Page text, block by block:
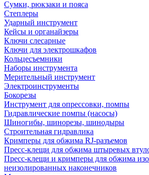
Сумки, рюкзаки и пояса
Степлеры
Ударный инструмент
Кейсы и органайзеры
Ключи слесарные
Ключи для электрошкафов
Кольцесъемники
Наборы инструмента
Мерительный инструмент
Электроинструменты
Бокорезы
Инструмент для опрессовки, помпы
Гидравлические помпы (насосы)
Шиногибы, шинорезы, шинодыры
Строительная гидравлика
Кримперы для обжима RJ-разъемов
Пресс-клещи для обжима штыревых
Пресс-клещи и кримперы для обжима
неизолированных наконечников